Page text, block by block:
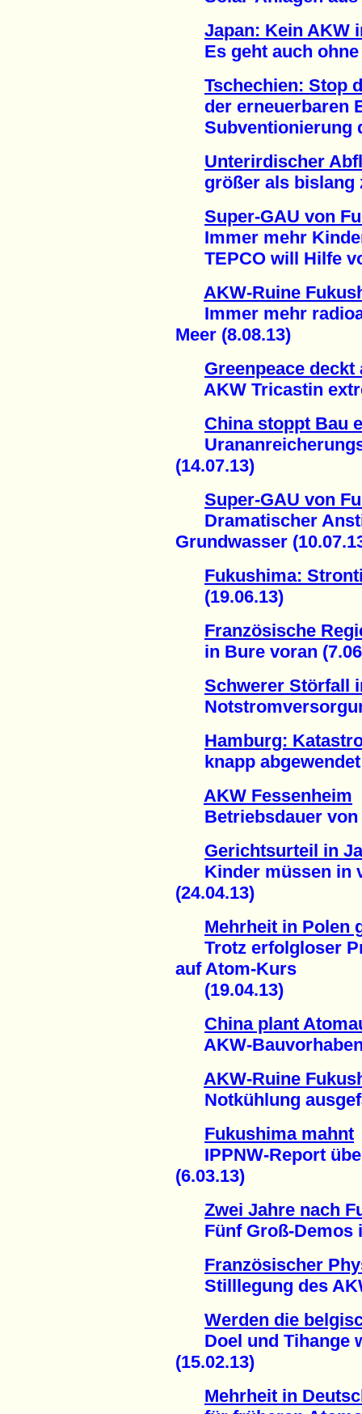
Japan: Kein AKW
Es geht auch ohne
Tschechien: Stop
der erneuerbaren
Subventionierung
Unterirdischer
größer als bislang
Super-GAU von
Immer mehr
TEPCO will Hilfe
AKW-Ruine
Immer mehr
Meer (8.08.13)
Greenpeace deckt
AKW Tricastin
China stoppt Bau
(14.07.13)
Super-GAU von
Dramatischer
Grundwasser
Fukushima:
(19.06.13)
Französische
in Bure voran
Schwerer Störfall
Hamburg:
knapp abgewendet
AKW Fessenheim
Betriebsdauer von
Gerichtsurteil in
Kinder müssen in
(24.04.13)
Mehrheit in Polen
Trotz erfolgloser
auf Atom-Kurs
(19.04.13)
China plant
AKW-Bauvorhaben
AKW-Ruine
Notkühlung
Fukushima mahnt
IPPNW-Report
(6.03.13)
Zwei Jahre nach
Fünf Groß-Demos
Französischer
Stilllegung des
Werden die
Doel und Tihange
(15.02.13)
Mehrheit in